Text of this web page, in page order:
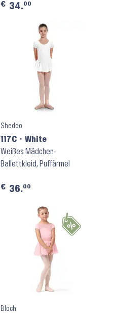
€ 34.00
Sheddo
117C ⬝ White
Weißes Mädchen-
Ballettkleid, Puffärmel
€ 36.00
Bloch